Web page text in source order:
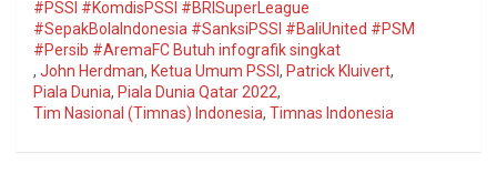
#PSSI #KomdisPSSI #BRISuperLeague
#SepakBolaIndonesia #SanksiPSSI #BaliUnited #PSM
#Persib #AremaFC Butuh infografik singkat
, John Herdman, Ketua Umum PSSI , Patrick Kluivert,
Piala Dunia, Piala Dunia Qatar 2022,
Tim Nasional (Timnas) Indonesia, Timnas Indonesia